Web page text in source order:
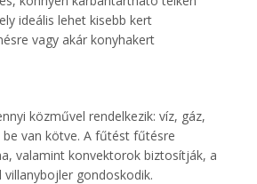
ideális lehet kisebb kert
vagy akár konyhakert
közművel rendelkezik: víz, gáz,
van kötve. A fűtést fűtésre
valamint konvektorok biztosítják, a
gondoskodik.